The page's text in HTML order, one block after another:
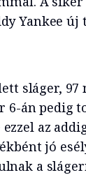
Yankee
sláger,
6-án
az
jó
a